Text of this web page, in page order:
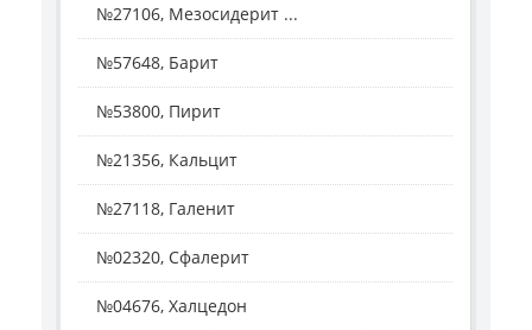
№27106, Мезосидерит ...
№57648, Барит
№53800, Пирит
№21356, Кальцит
№27118, Галенит
№02320, Сфалерит
№04676, Халцедон